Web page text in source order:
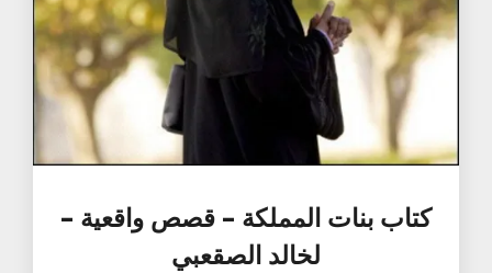
كتاب بنات المملكة – قصص واقعية –
لخالد الصقعبي